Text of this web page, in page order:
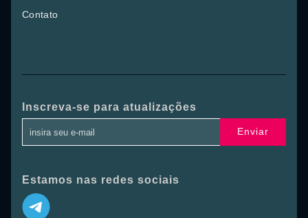
Contato
Inscreva-se para atualizações
Enviar
Estamos nas redes sociais